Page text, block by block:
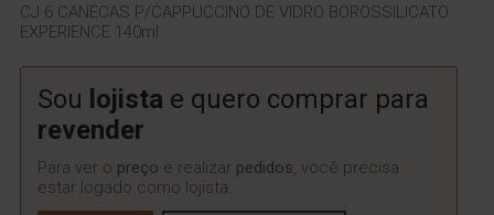
CJ 6 CANECAS P/CAPPUCCINO DE VIDRO BOROSSILICATO
EXPERIENCE 140ml
Sou lojista e quero comprar para
revender
Para ver o preço e realizar pedidos, você precisa
estar logado como lojista.